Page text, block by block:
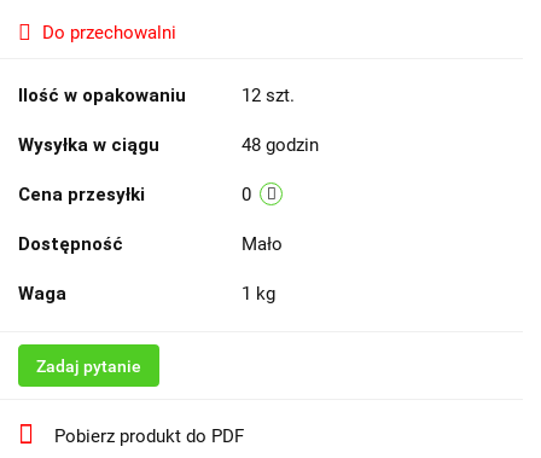
Do przechowalni
Ilość w opakowaniu 12 szt.
Wysyłka w ciągu 48 godzin
Cena przesyłki 0
Dostępność Mało
Waga 1 kg
Zadaj pytanie
Pobierz produkt do PDF